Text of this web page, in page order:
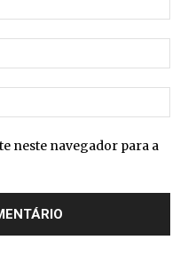
neste navegador para a